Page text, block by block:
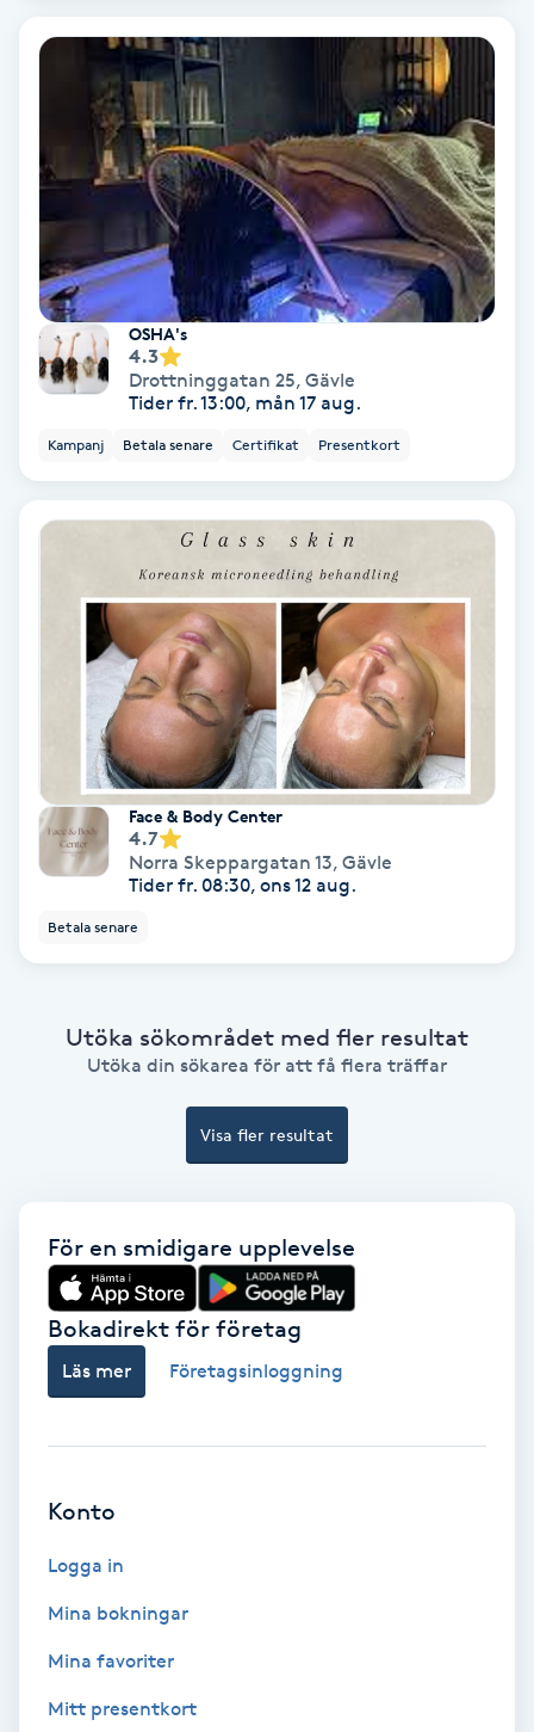
Eyeliner-tatuering
Face framing
Fet hårbotten
Fettreducering
Fransborttagning
Fransförlängning
Fransförlängning Megavolym
Fransförlängning Volym
Fransrengöring
Frekvensterapi
Friskvård
Frisör
Funktionsanalys
Föning
OSHA's
4.3
Drottninggatan 25, Gävle
Tider fr. 13:00, mån 17 aug.
Kampanj Betala senare Certifikat Presentkort
Face & Body Center
4.7
Norra Skeppargatan 13, Gävle
Tider fr. 08:30, ons 12 aug.
Betala senare
Utöka sökområdet med fler resultat
Utöka din sökarea för att få flera träffar
Visa fler resultat
För en smidigare upplevelse
Bokadirekt för företag
Läs mer Företagsinloggning
Konto
Logga in
Mina bokningar
Mina favoriter
Mitt presentkort